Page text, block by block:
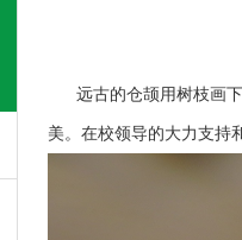
远古的仓颉用树枝画下
美。在校领导的大力支持